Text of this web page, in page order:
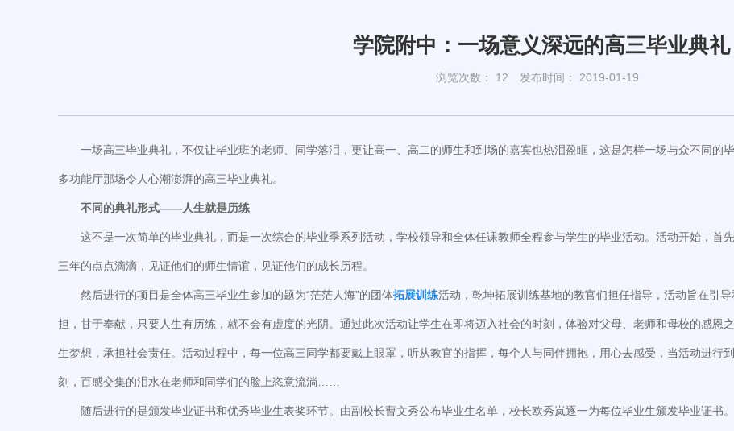
学院附中：一场意义深远的高三毕业典礼
浏览次数： 12 发布时间： 2019-01-19
一场高三毕业典礼，不仅让毕业班的老师、同学落泪，更让高一、高二的师生和到场的嘉宾也热泪盈眶，这是怎样一场与众不同的
多功能厅那场令人心潮澎湃的高三毕业典礼。
不同的典礼形式——人生就是历练
这不是一次简单的毕业典礼，而是一次综合的毕业季系列活动，学校领导和全体任课教师全程参与学生的毕业活动。活动开始，首
三年的点点滴滴，见证他们的师生情谊，见证他们的成长历程。
然后进行的项目是全体高三毕业生参加的题为“茫茫人海”的团体拓展训练活动，乾坤拓展训练基地的教官们担任指导，活动旨在引
担，甘于奉献，只要人生有历练，就不会有虚度的光阴。通过此次活动让学生在即将迈入社会的时刻，体验对父母、老师和母校的感恩
生梦想，承担社会责任。活动过程中，每一位高三同学都要戴上眼罩，听从教官的指挥，每个人与同伴拥抱，用心去感受，当活动进行
刻，百感交集的泪水在老师和同学们的脸上恣意流淌……
随后进行的是颁发毕业证书和优秀毕业生表奖环节。由副校长曹文秀公布毕业生名单，校长欧秀岚逐一为每位毕业生颁发毕业证书